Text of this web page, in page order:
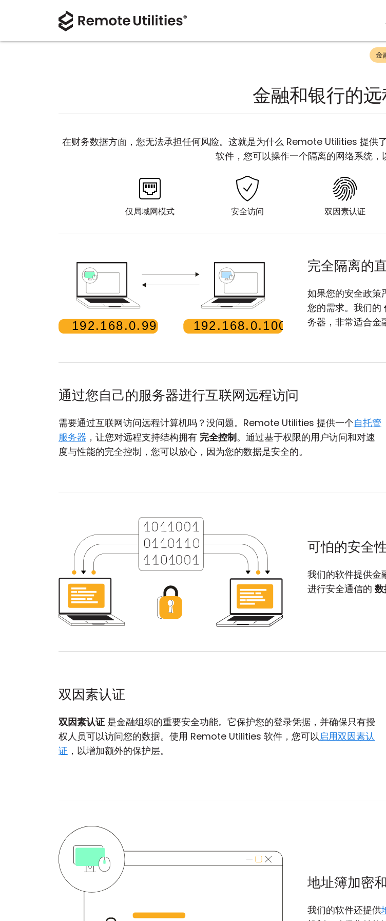
金
金融和银行的
在财务数据方面，您无法承担任何风险。这就是为什么 Remote Utilities 提供
软件，您可以操作一个隔离的网络系统，
仅局域网模式 安全访问 双因素认证
完全隔离的
如果您的安全政
您的需求。我们的
务器，非常适合金
通过您自己的服务器进行互联网远程访问
需要通过互联网访问远程计算机吗？没问题。Remote Utilities 提供一个自托管
服务器 ，让您对远程支持结构拥有 完全控制。通过基于权限的用户访问和对速
度与性能的完全控制，您可以放心，因为您的数据是安全的。
可怕的安全
我们的软件提供金
进行安全通信的
双因素认证
双因素认证 是金融组织的重要安全功能。它保护您的登录凭据，并确保只有授
权人员可以访问您的数据。使用 Remote Utilities 软件，您可以启用双因素认
证 ，以增加额外的保护层。
地址簿加密
我们的软件还提供